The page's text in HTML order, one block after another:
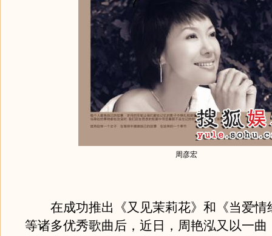
周彦宏
在成功推出《又见茉莉花》和《当爱情
等诸多优秀歌曲后，近日，周艳泓又以一曲